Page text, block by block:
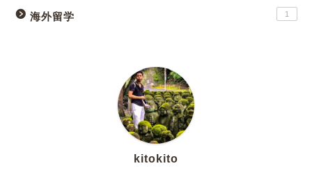
海外留学 1
kitokito